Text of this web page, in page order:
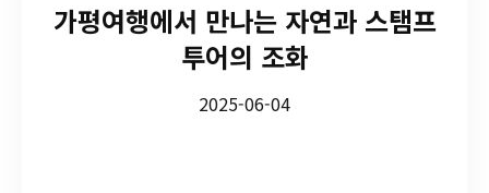
가평여행에서 만나는 자연과 스탬프
투어의 조화
2025-06-04